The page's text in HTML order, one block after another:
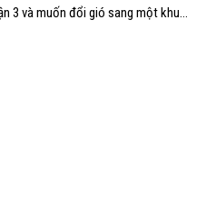
3 và muốn đổi gió sang một khu...